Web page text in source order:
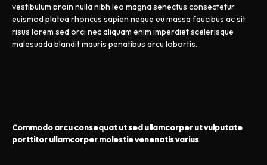
vestibulum proin nulla nibh leo magna senectus consectetur
euismod platea rhoncus sapien neque eu massa faucibus ac sit
risus lorem sed orci nec aliquam enim imperdiet scelerisque
malesuada blandit mauris penatibus arcu lobortis.
Commodo arcu consequat ut sed ullamcorper ut vulputate
porttitor ullamcorper molestie venenatis varius